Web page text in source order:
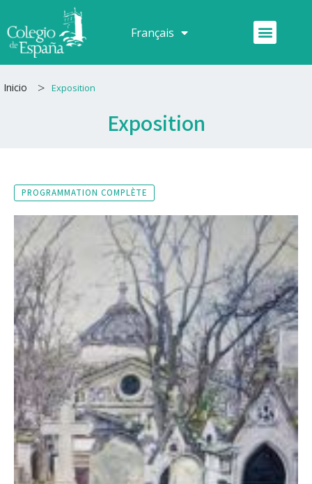
au
contenu
Français
Español Menu
Inicio > Exposition
Exposition
PROGRAMMATION COMPLÈTE